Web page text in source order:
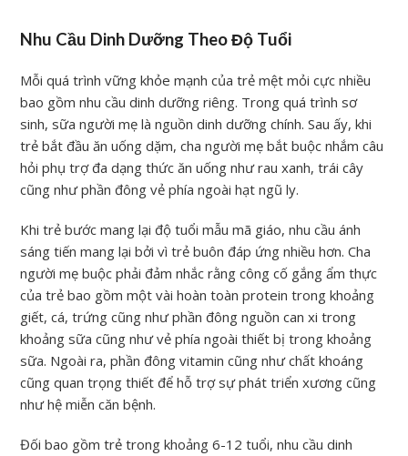
Nhu Cầu Dinh Dưỡng Theo Độ Tuổi
Mỗi quá trình vững khỏe mạnh của trẻ mệt mỏi cực nhiều
bao gồm nhu cầu dinh dưỡng riêng. Trong quá trình sơ
sinh, sữa người mẹ là nguồn dinh dưỡng chính. Sau ấy, khi
trẻ bắt đầu ăn uống dặm, cha người mẹ bắt buộc nhắm câu
hỏi phụ trợ đa dạng thức ăn uống như rau xanh, trái cây
cũng như phần đông vẻ phía ngoài hạt ngũ ly.
Khi trẻ bước mang lại độ tuổi mẫu mã giáo, nhu cầu ánh
sáng tiến mang lại bởi vì trẻ buôn đáp ứng nhiều hơn. Cha
người mẹ buộc phải đảm nhắc rằng công cố gắng ẩm thực
của trẻ bao gồm một vài hoàn toàn protein trong khoảng
giết, cá, trứng cũng như phần đông nguồn can xi trong
khoảng sữa cũng như vẻ phía ngoài thiết bị trong khoảng
sữa. Ngoài ra, phần đông vitamin cũng như chất khoáng
cũng quan trọng thiết để hỗ trợ sự phát triển xương cũng
như hệ miễn căn bệnh.
Đối bao gồm trẻ trong khoảng 6-12 tuổi, nhu cầu dinh